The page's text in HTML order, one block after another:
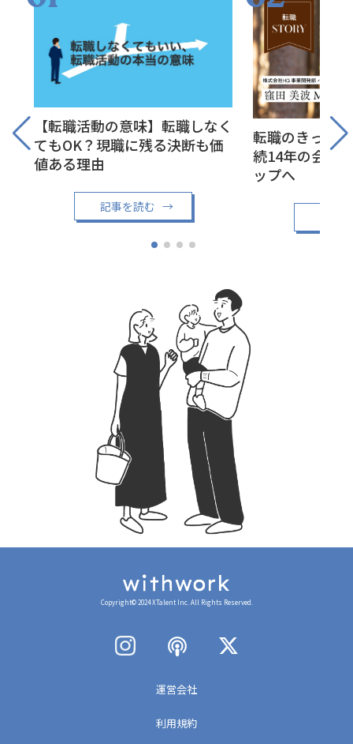
【転職活動の意味】転職しなく
てもOK？現職に残る決断も価
値ある理由
記事を読む →
転職のきっか
続14年の会社
ップへ
Copyright© 2024 XTalent Inc. All Rights Reserved.
運営会社
利用規約